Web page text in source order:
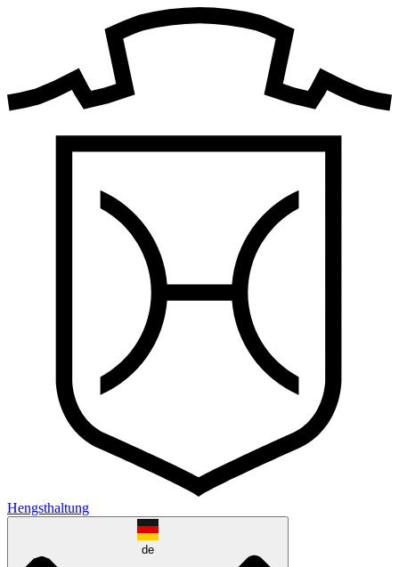
Hengsthaltung
de